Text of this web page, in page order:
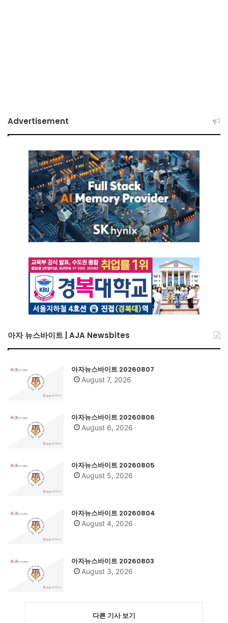
Advertisement
아자 뉴스바이트 | AJA Newsbites
아자뉴스바이트 20260807
August 7, 2026
아자뉴스바이트 20260806
August 6, 2026
아자뉴스바이트 20260805
August 5, 2026
아자뉴스바이트 20260804
August 4, 2026
아자뉴스바이트 20260803
August 3, 2026
다른 기사 보기